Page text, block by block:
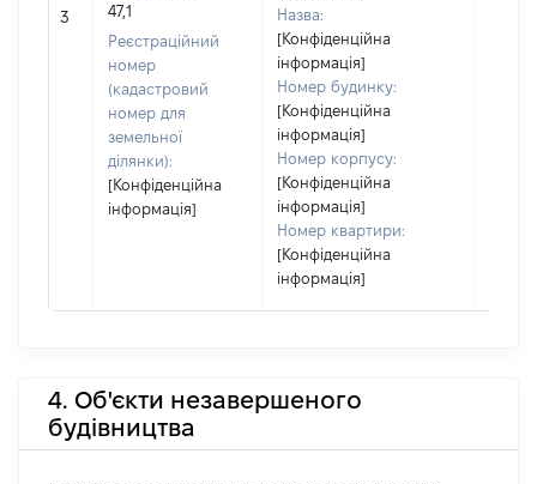
3
47,1
Реєстраційний
номер
(кадастровий
номер для
земельної
ділянки):
[Конфіденційна
інформація]
Назва:
[Конфіденційна
інформація]
Номер будинку:
[Конфіденційна
інформація]
Номер корпусу:
[Конфіденційна
інформація]
Номер квартири:
[Конфіденційна
інформація]
4. Об'єкти незавершеного
будівництва